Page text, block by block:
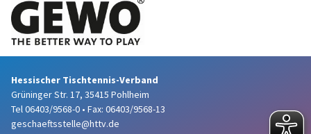
Hessischer Tischtennis-Verband
Grüninger Str. 17, 35415 Pohlheim
Tel 06403/9568-0 • Fax: 06403/9568-13
geschaeftsstelle@httv.de